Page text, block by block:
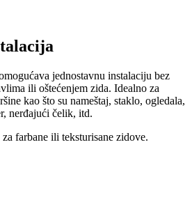
jednostavnu instalaciju bez
ili oštećenjem zida. Idealno za
kao što su nameštaj, staklo, ogledala,
nerđajući čelik, itd.
farbane ili teksturisane zidove.